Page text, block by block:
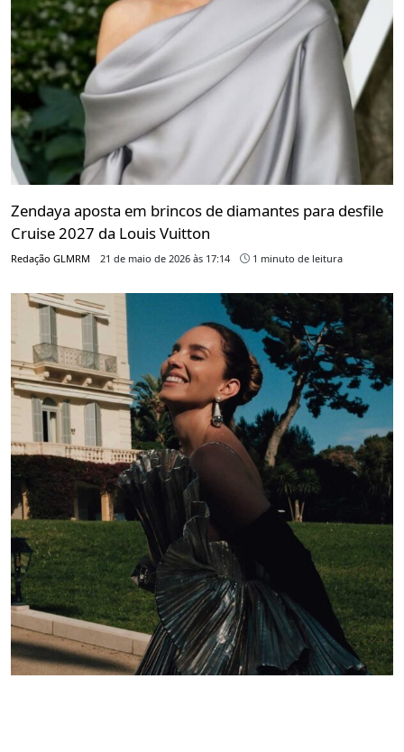
Zendaya aposta em brincos de diamantes para desfile
Cruise 2027 da Louis Vuitton
Redação GLMRM 21 de maio de 2026 às 17:14 1 minuto de leitura